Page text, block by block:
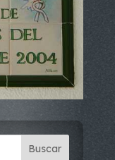
Buscar